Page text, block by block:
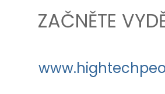
ZAČNĚTE